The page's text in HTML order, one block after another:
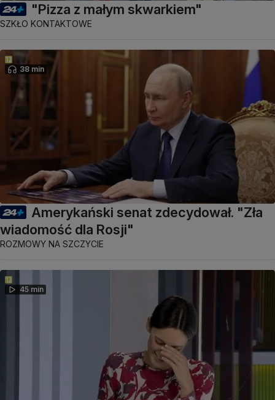
"Pizza z małym skwarkiem"
SZKŁO KONTAKTOWE
38 min
Amerykański senat zdecydował. "Zła
wiadomość dla Rosji"
ROZMOWY NA SZCZYCIE
45 min